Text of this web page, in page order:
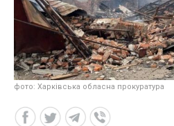
фото: Харківська обласна прокуратура